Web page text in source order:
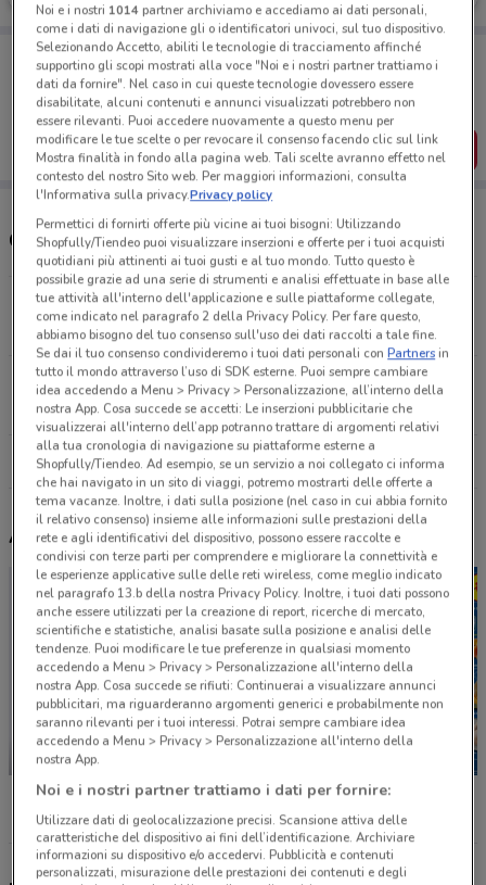
Porta DoveConviene sempre con te!
Puoi trovare le migliori offerte dei negozi vicino a te,
salvarle e creare la tua lista del risparmio, comodamente
dal tuo cellulare.
SCARICA L’APP
Orari e Negozi Todis
Via Don Luigi Sturzo 80/82 Butera
23.8 km
CHIUSO
Via Alessandro Manzoni, 104 Gela
26.4 km
CHIUSO
Tutti i negozi Todis
Altri volantini nelle vicinanze
MD Eurospin
Noi e i nostri 1014partner archiviamo e accediamo ai dati personali,
come i dati di navigazione gli o identificatori univoci, sul tuo dispositivo.
Selezionando Accetto, abiliti le tecnologie di tracciamento affinché
supportino gli scopi mostrati alla voce "Noi e i nostri partner trattiamo i
dati da fornire". Nel caso in cui queste tecnologie dovessero essere
disabilitate, alcuni contenuti e annunci visualizzati potrebbero non
essere rilevanti. Puoi accedere nuovamente a questo menu per
modificare le tue scelte o per revocare il consenso facendo clic sul link
Mostra finalità in fondo alla pagina web. Tali scelte avranno effetto nel
contesto del nostro Sito web. Per maggiori informazioni, consulta
l'Informativa sulla privacy.Privacy policy
Permettici di fornirti offerte più vicine ai tuoi bisogni: Utilizzando
Shopfully/Tiendeo puoi visualizzare inserzioni e offerte per i tuoi acquisti
quotidiani più attinenti ai tuoi gusti e al tuo mondo. Tutto questo è
possibile grazie ad una serie di strumenti e analisi effettuate in base alle
tue attività all'interno dell'applicazione e sulle piattaforme collegate,
come indicato nel paragrafo 2 della Privacy Policy. Per fare questo,
abbiamo bisogno del tuo consenso sull'uso dei dati raccolti a tale fine.
Se dai il tuo consenso condivideremo i tuoi dati personali conPartnersin
tutto il mondo attraverso l’uso di SDK esterne. Puoi sempre cambiare
idea accedendo a Menu > Privacy > Personalizzazione, all’interno della
nostra App. Cosa succede se accetti: Le inserzioni pubblicitarie che
visualizzerai all'interno dell’app potranno trattare di argomenti relativi
alla tua cronologia di navigazione su piattaforme esterne a
Shopfully/Tiendeo. Ad esempio, se un servizio a noi collegato ci informa
che hai navigato in un sito di viaggi, potremo mostrarti delle offerte a
tema vacanze. Inoltre, i dati sulla posizione (nel caso in cui abbia fornito
il relativo consenso) insieme alle informazioni sulle prestazioni della
rete e agli identificativi del dispositivo, possono essere raccolte e
condivisi con terze parti per comprendere e migliorare la connettività e
le esperienze applicative sulle delle reti wireless, come meglio indicato
nel paragrafo 13.b della nostra Privacy Policy. Inoltre, i tuoi dati possono
anche essere utilizzati per la creazione di report, ricerche di mercato,
scientifiche e statistiche, analisi basate sulla posizione e analisi delle
tendenze. Puoi modificare le tue preferenze in qualsiasi momento
accedendo a Menu > Privacy > Personalizzazione all'interno della
nostra App. Cosa succede se rifiuti: Continuerai a visualizzare annunci
pubblicitari, ma riguarderanno argomenti generici e probabilmente non
saranno rilevanti per i tuoi interessi. Potrai sempre cambiare idea
accedendo a Menu > Privacy > Personalizzazione all'interno della
nostra App.
Noi e i nostri partner trattiamo i dati per fornire:
Utilizzare dati di geolocalizzazione precisi. Scansione attiva delle
caratteristiche del dispositivo ai fini dell’identificazione. Archiviare
informazioni su dispositivo e/o accedervi. Pubblicità e contenuti
personalizzati, misurazione delle prestazioni dei contenuti e degli